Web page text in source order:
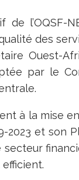
l’OQSF-
des
Ouest-
par le
à la mise
et son